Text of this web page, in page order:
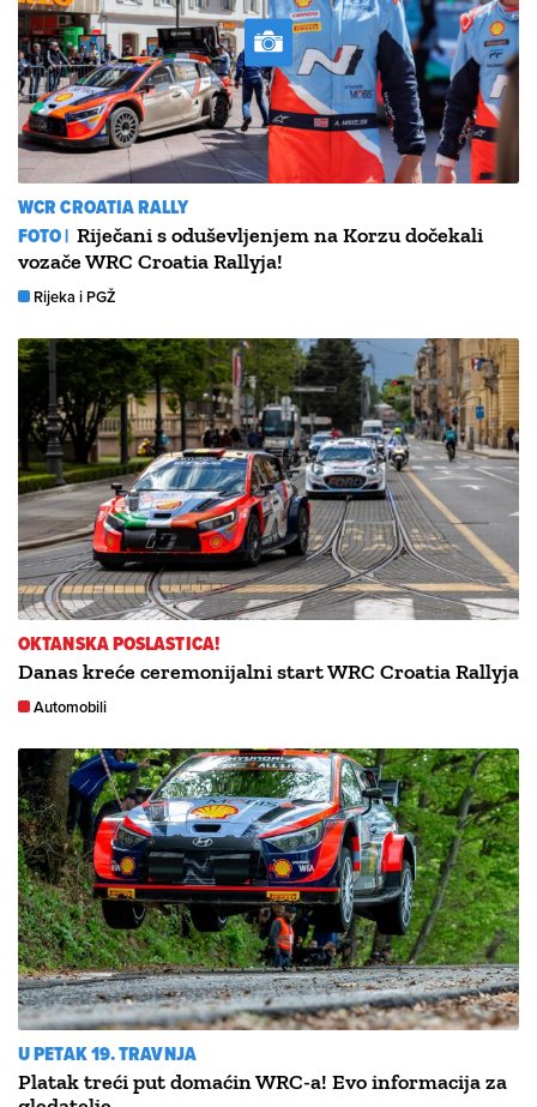
WCR CROATIA RALLY
FOTO | Riječani s oduševljenjem na Korzu dočekali
vozače WRC Croatia Rallyja!
Rijeka i PGŽ
OKTANSKA POSLASTICA!
Danas kreće ceremonijalni start WRC Croatia Rallyja
Automobili
U PETAK 19. TRAVNJA
Platak treći put domaćin WRC-a! Evo informacija za